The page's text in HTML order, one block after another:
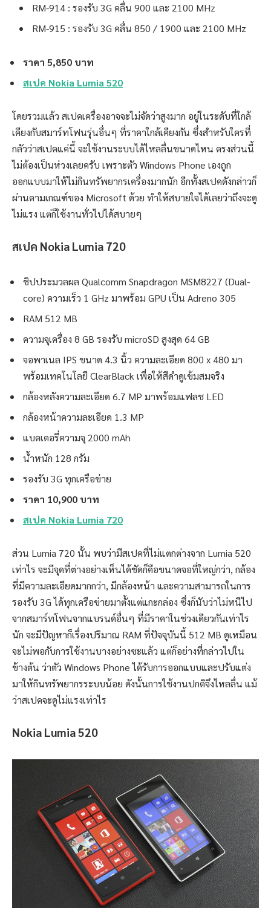
RM-914 : รองรับ 3G คลื่น 900 และ 2100 MHz
RM-915 : รองรับ 3G คลื่น 850 / 1900 และ 2100 MHz
ราคา 5,850 บาท
สเปค Nokia Lumia 520
โดยรวมแล้ว สเปคเครื่องอาจจะไม่จัดว่าสูงมาก อยู่ในระดับที่ใกล้
เคียงกับสมาร์ทโฟนรุ่นอื่นๆ ที่ราคาใกล้เคียงกัน ซึ่งสำหรับใครที่
กลัวว่าสเปคแค่นี้ จะใช้งานระบบได้ไหลลื่นขนาดไหน ตรงส่วนนี้
ไม่ต้องเป็นห่วงเลยครับ เพราะตัว Windows Phone เองถูก
ออกแบบมาให้ไม่กินทรัพยากรเครื่องมากนัก อีกทั้งสเปคดังกล่าวก็
ผ่านตามเกณฑ์ของ Microsoft ด้วย ทำให้สบายใจได้เลยว่าถึงจะดู
ไม่แรง แต่ก็ใช้งานทั่วไปได้สบายๆ
สเปค Nokia Lumia 720
ชิปประมวลผล Qualcomm Snapdragon MSM8227 (Dual-
core) ความเร็ว 1 GHz มาพร้อม GPU เป็น Adreno 305
RAM 512 MB
ความจุเครื่อง 8 GB รองรับ microSD สูงสุด 64 GB
จอพาเนล IPS ขนาด 4.3 นิ้ว ความละเอียด 800 x 480 มา
พร้อมเทคโนโลยี ClearBlack เพื่อให้สีดำดูเข้มสมจริง
กล้องหลังความละเอียด 6.7 MP มาพร้อมแฟลช LED
กล้องหน้าความละเอียด 1.3 MP
แบตเตอรี่ความจุ 2000 mAh
น้ำหนัก 128 กรัม
รองรับ 3G ทุกเครือข่าย
ราคา 10,900 บาท
สเปค Nokia Lumia 720
ส่วน Lumia 720 นั้น พบว่ามีสเปคที่ไม่แตกต่างจาก Lumia 520
เท่าไร จะมีจุดที่ต่างอย่างเห็นได้ชัดก็คือขนาดจอที่ใหญ่กว่า, กล้อง
ที่มีความละเอียดมากกว่า, มีกล้องหน้า และความสามารถในการ
รองรับ 3G ได้ทุกเครือข่ายมาตั้งแต่แกะกล่อง ซึ่งก็นับว่าไม่หนีไป
จากสมาร์ทโฟนจากแบรนด์อื่นๆ ที่มีราคาในช่วงเดียวกันเท่าไร
นัก จะมีปัญหาก็เรื่องปริมาณ RAM ที่ปัจจุบันนี้ 512 MB ดูเหมือน
จะไม่พอกับการใช้งานบางอย่างซะแล้ว แต่ก็อย่างที่กล่าวไปใน
ข้างต้น ว่าตัว Windows Phone ได้รับการออกแบบและปรับแต่ง
มาให้กินทรัพยากรระบบน้อย ดังนั้นการใช้งานปกติจึงไหลลื่น แม้
ว่าสเปคจะดูไม่แรงเท่าไร
Nokia Lumia 520